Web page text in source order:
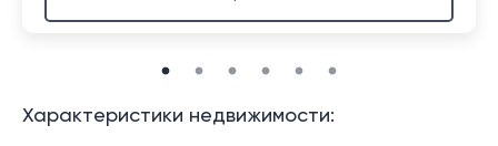
Характеристики недвижимости: